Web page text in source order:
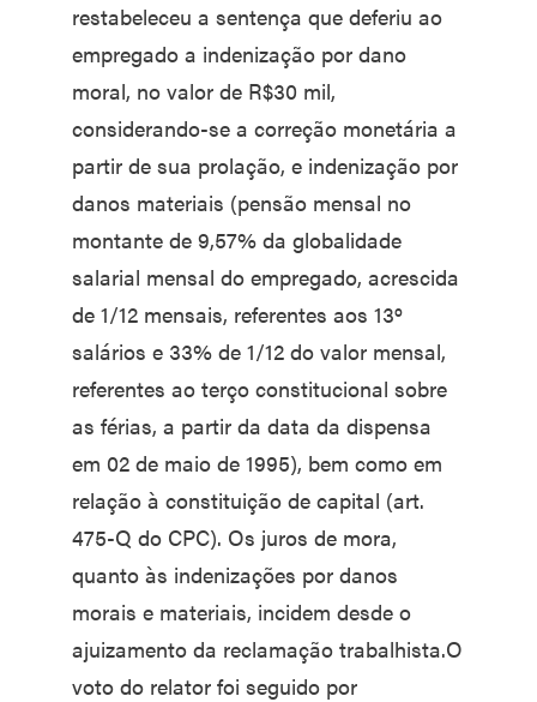
restabeleceu a sentença que deferiu ao
empregado a indenização por dano
moral, no valor de R$30 mil,
considerando-se a correção monetária a
partir de sua prolação, e indenização por
danos materiais (pensão mensal no
montante de 9,57% da globalidade
salarial mensal do empregado, acrescida
de 1/12 mensais, referentes aos 13º
salários e 33% de 1/12 do valor mensal,
referentes ao terço constitucional sobre
as férias, a partir da data da dispensa
em 02 de maio de 1995), bem como em
relação à constituição de capital (art.
475-Q do CPC). Os juros de mora,
quanto às indenizações por danos
morais e materiais, incidem desde o
ajuizamento da reclamação trabalhista.O
voto do relator foi seguido por